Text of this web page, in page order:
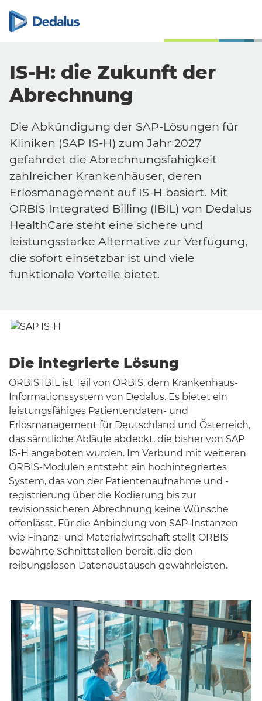
IS-H: die Zukunft der
Abrechnung
Die Abkündigung der SAP-Lösungen für
Kliniken (SAP IS-H) zum Jahr 2027
gefährdet die Abrechnungsfähigkeit
zahlreicher Krankenhäuser, deren
Erlösmanagement auf IS-H basiert. Mit
ORBIS Integrated Billing (IBIL) von Dedalus
HealthCare steht eine sichere und
leistungsstarke Alternative zur Verfügung,
die sofort einsetzbar ist und viele
funktionale Vorteile bietet.
Die integrierte Lösung
ORBIS IBIL ist Teil von ORBIS, dem Krankenhaus-
Informationssystem von Dedalus. Es bietet ein
leistungsfähiges Patientendaten- und
Erlösmanagement für Deutschland und Österreich,
das sämtliche Abläufe abdeckt, die bisher von SAP
IS-H angeboten wurden. Im Verbund mit weiteren
ORBIS-Modulen entsteht ein hochintegriertes
System, das von der Patientenaufnahme und -
registrierung über die Kodierung bis zur
revisionssicheren Abrechnung keine Wünsche
offenlässt. Für die Anbindung von SAP-Instanzen
wie Finanz- und Materialwirtschaft stellt ORBIS
bewährte Schnittstellen bereit, die den
reibungslosen Datenaustausch gewährleisten.